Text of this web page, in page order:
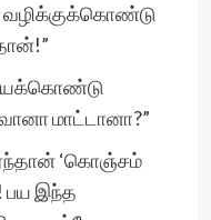
மாட்டானா?”
‘கொஞ்சம்
பய இந்த